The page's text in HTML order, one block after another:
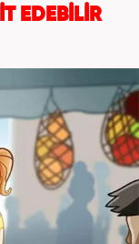
EDEBİLİR